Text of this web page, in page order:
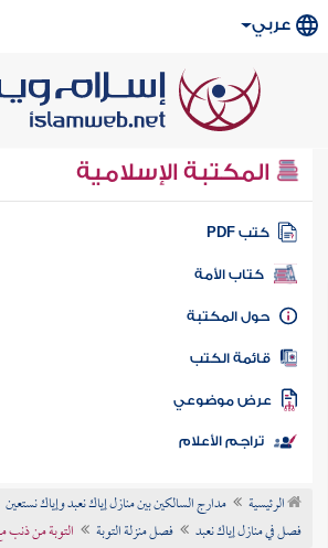
عربي
المكتبة الإسلامية
كتب PDF
كتاب الأمة
المكتبة
الكتب
موضوعي
تراجم الأعلام
الرئيسية
مدارج السالكين بين منازل إياك نعبد وإياك نستعين
فصل في منازل إياك نعبد
فصل منزلة التوبة التوبة من ذنب